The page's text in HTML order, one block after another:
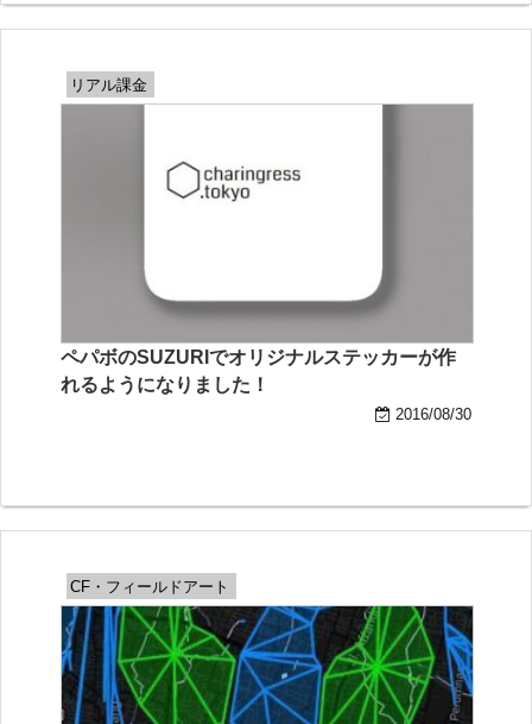
リアル課金
ペパボのSUZURIでオリジナルステッカーが作
れるようになりました！
2016/08/30
CF・フィールドアート